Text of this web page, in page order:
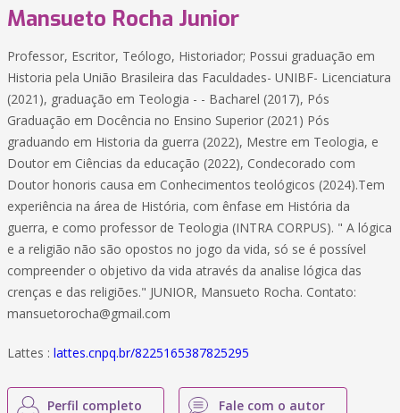
Mansueto Rocha Junior
Professor, Escritor, Teólogo, Historiador; Possui graduação em
Historia pela União Brasileira das Faculdades- UNIBF- Licenciatura
(2021), graduação em Teologia - - Bacharel (2017), Pós
Graduação em Docência no Ensino Superior (2021) Pós
graduando em Historia da guerra (2022), Mestre em Teologia, e
Doutor em Ciências da educação (2022), Condecorado com
Doutor honoris causa em Conhecimentos teológicos (2024).Tem
experiência na área de História, com ênfase em História da
guerra, e como professor de Teologia (INTRA CORPUS). " A lógica
e a religião não são opostos no jogo da vida, só se é possível
compreender o objetivo da vida através da analise lógica das
crenças e das religiões." JUNIOR, Mansueto Rocha. Contato:
mansuetorocha@gmail.com
Lattes : lattes.cnpq.br/8225165387825295
Perfil completo Fale com o autor